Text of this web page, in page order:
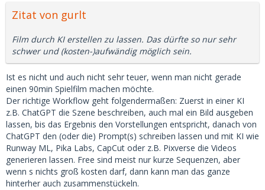
Zitat von gurlt
Film durch KI erstellen zu lassen. Das dürfte so nur sehr
schwer und (kosten-)aufwändig möglich sein.
Ist es nicht und auch nicht sehr teuer, wenn man nicht gerade
einen 90min Spielfilm machen möchte.
Der richtige Workflow geht folgendermaßen: Zuerst in einer KI
z.B. ChatGPT die Szene beschreiben, auch mal ein Bild ausgeben
lassen, bis das Ergebnis den Vorstellungen entspricht, danach von
ChatGPT den (oder die) Prompt(s) schreiben lassen und mit KI wie
Runway ML, Pika Labs, CapCut oder z.B. Pixverse die Videos
generieren lassen. Free sind meist nur kurze Sequenzen, aber
wenn s nichts groß kosten darf, dann kann man das ganze
hinterher auch zusammenstückeln.